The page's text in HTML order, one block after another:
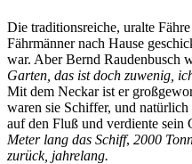
Die traditionsreiche, uralte
Fährmänner nach Hause
war. Aber Bernd Raudenbusch
Garten, das ist doch zuwenig,
Mit dem Neckar ist er
waren sie Schiffer, und
auf den Fluß und verdiente sein
Meter lang das Schiff, 2000
zurück, jahrelang.